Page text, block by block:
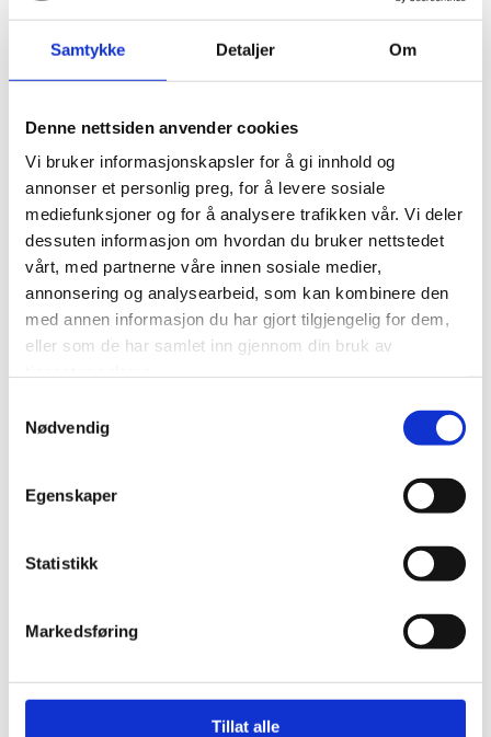
Samtykke Detaljer Om
Denne nettsiden anvender cookies
Vi bruker informasjonskapsler for å gi innhold og
annonser et personlig preg, for å levere sosiale
mediefunksjoner og for å analysere trafikken vår. Vi deler
dessuten informasjon om hvordan du bruker nettstedet
vårt, med partnerne våre innen sosiale medier,
annonsering og analysearbeid, som kan kombinere den
med annen informasjon du har gjort tilgjengelig for dem,
eller som de har samlet inn gjennom din bruk av
Nødvendig
Egenskaper
Statistikk
Markedsføring
Tillat alle
Flytting av modulbygg
Vi håndterer demontering, transportkoordinering og ny
Transport
Oppsetting